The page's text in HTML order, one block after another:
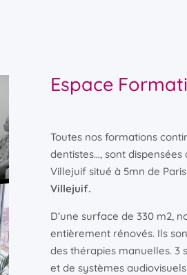
Espace
Toutes nos formations
dentistes…, sont
Villejuif situé à 5mn de
Villejuif.
D’une surface de 330 m2,
entièrement rénovés. Ils
des thérapies manuelles. 3
et de systèmes